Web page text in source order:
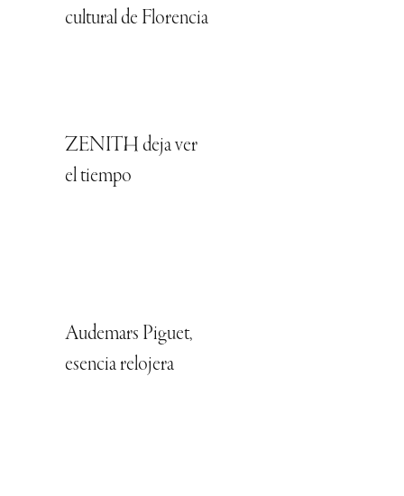
cultural de Florencia
ZENITH deja ver
el tiempo
Audemars Piguet,
esencia relojera